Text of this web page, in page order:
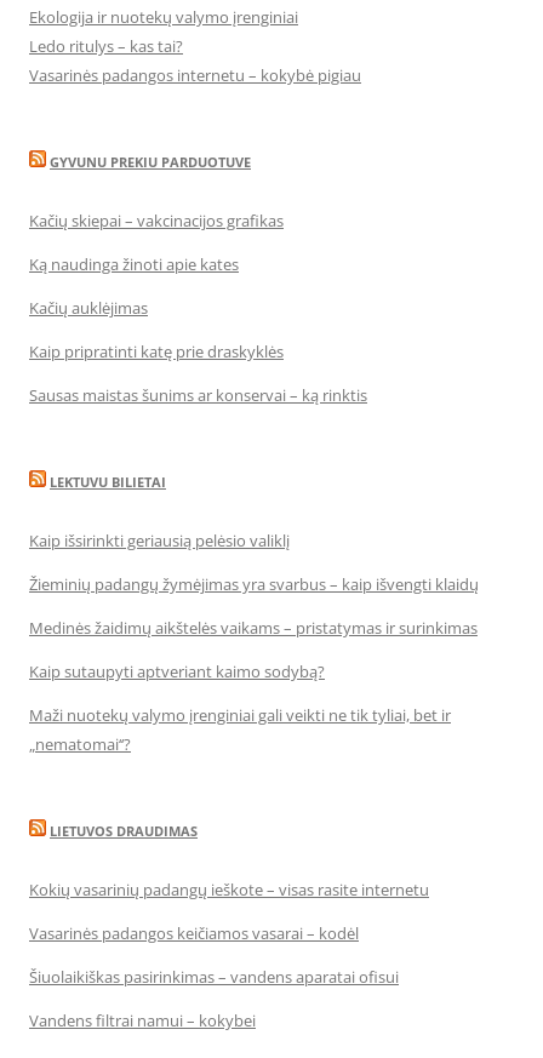
Ekologija ir nuotekų valymo įrenginiai
Ledo ritulys – kas tai?
Vasarinės padangos internetu – kokybė pigiau
GYVUNU PREKIU PARDUOTUVE
Kačių skiepai – vakcinacijos grafikas
Ką naudinga žinoti apie kates
Kačių auklėjimas
Kaip pripratinti katę prie draskyklės
Sausas maistas šunims ar konservai – ką rinktis
LEKTUVU BILIETAI
Kaip išsirinkti geriausią pelėsio valiklį
Žieminių padangų žymėjimas yra svarbus – kaip išvengti klaidų
Medinės žaidimų aikštelės vaikams – pristatymas ir surinkimas
Kaip sutaupyti aptveriant kaimo sodybą?
Maži nuotekų valymo įrenginiai gali veikti ne tik tyliai, bet ir
„nematomai‘‘?
LIETUVOS DRAUDIMAS
Kokių vasarinių padangų ieškote – visas rasite internetu
Vasarinės padangos keičiamos vasarai – kodėl
Šiuolaikiškas pasirinkimas – vandens aparatai ofisui
Vandens filtrai namui – kokybei